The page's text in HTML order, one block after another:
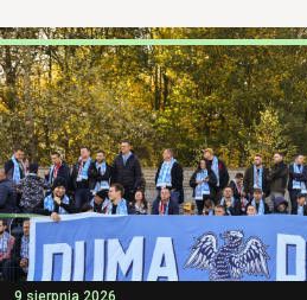
9 sierpnia 2026